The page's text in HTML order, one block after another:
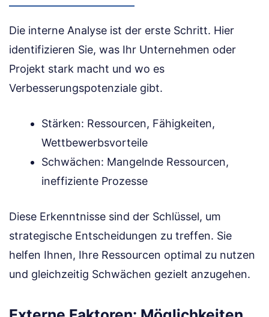
Die interne Analyse ist der erste Schritt. Hier
identifizieren Sie, was Ihr Unternehmen oder
Projekt stark macht und wo es
Verbesserungspotenziale gibt.
Stärken: Ressourcen, Fähigkeiten,
Wettbewerbsvorteile
Schwächen: Mangelnde Ressourcen,
ineffiziente Prozesse
Diese Erkenntnisse sind der Schlüssel, um
strategische Entscheidungen zu treffen. Sie
helfen Ihnen, Ihre Ressourcen optimal zu nutzen
und gleichzeitig Schwächen gezielt anzugehen.